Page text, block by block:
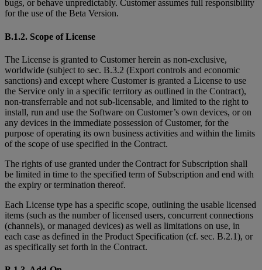
bugs, or behave unpredictably. Customer assumes full responsibility
for the use of the Beta Version.
B.1.2. Scope of License
The License is granted to Customer herein as non-exclusive,
worldwide (subject to sec. B.3.2 (Export controls and economic
sanctions) and except where Customer is granted a License to use
the Service only in a specific territory as outlined in the Contract),
non-transferrable and not sub-licensable, and limited to the right to
install, run and use the Software on Customer’s own devices, or on
any devices in the immediate possession of Customer, for the
purpose of operating its own business activities and within the limits
of the scope of use specified in the Contract.
The rights of use granted under the Contract for Subscription shall
be limited in time to the specified term of Subscription and end with
the expiry or termination thereof.
Each License type has a specific scope, outlining the usable licensed
items (such as the number of licensed users, concurrent connections
(channels), or managed devices) as well as limitations on use, in
each case as defined in the Product Specification (cf. sec. B.2.1), or
as specifically set forth in the Contract.